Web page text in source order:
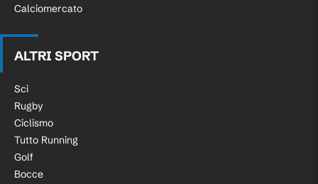
Calciomercato
ALTRI SPORT
Sci
Rugby
Ciclismo
Tutto Running
Golf
Bocce